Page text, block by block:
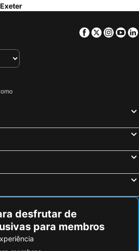
Dorchester, Inglaterra Hotéis
Oxford, Inglaterra Hotéis
Glasgow, Escócia Hotéis
Exeter
Facebook
Twitter
desfrutar de
para membros